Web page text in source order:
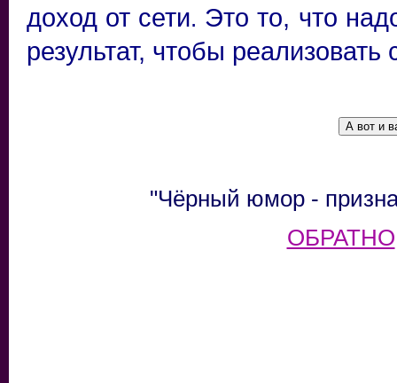
доход от сети. Это то, что
результат, чтобы
"Чёрный юмор -
ОБРАТНО